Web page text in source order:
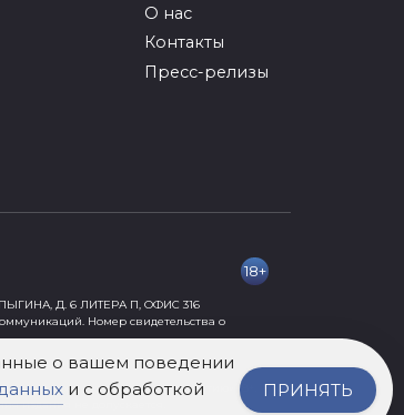
О нас
Контакты
Пресс-релизы
18+
Д. 6 ЛИТЕРА П, ОФИС 316
Номер свидетельства о
вред их здоровью и развитию» 18+.
издания не допускается.
о вашем поведении
и с обработкой
ПРИНЯТЬ